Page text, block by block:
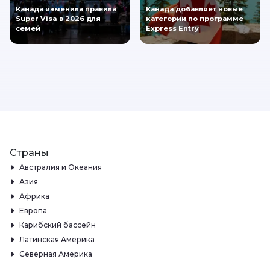
Канада изменила правила
Super Visa в 2026 для
семей
Канада добавляет новые
категории по программе
Express Entry
Страны
Австралия и Океания
Азия
Африка
Европа
Карибский бассейн
Латинская Америка
Северная Америка